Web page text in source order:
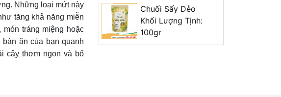
Những loại mứt này
tăng khả năng miễn
tráng miệng hoặc
ăn của bạn quanh
cây thơm ngon và bổ
Chuối Sấy Dẻo
Khối Lượng Tịnh:
100gr